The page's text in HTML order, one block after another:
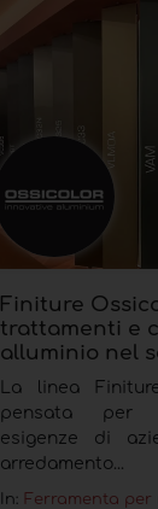
Finiture
trattamenti e
alluminio nel
La linea
pensata per
esigenze di
arredamento...
In: Ferramenta per